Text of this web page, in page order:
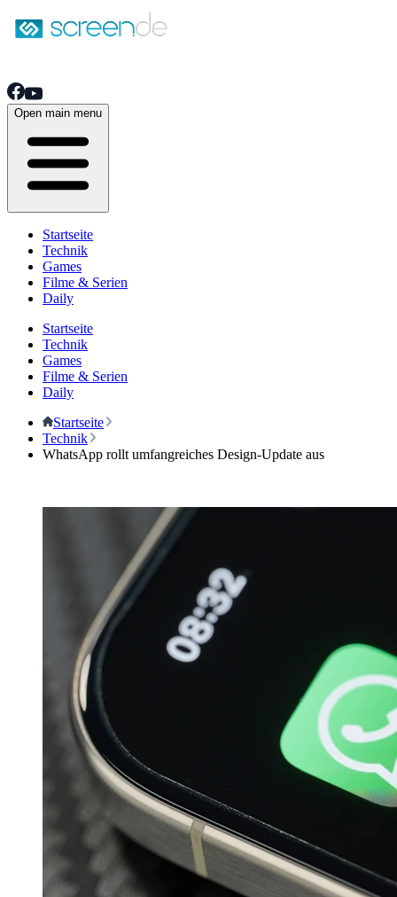
Open main menu
Startseite
Technik
Games
Filme & Serien
Daily
Startseite
Technik
Games
Filme & Serien
Daily
Startseite
Technik
WhatsApp rollt umfangreiches Design-Update aus